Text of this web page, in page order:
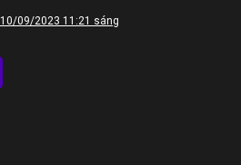
10/09/2023 11:21 sáng